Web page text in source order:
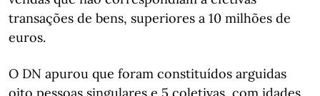
transações de bens, superiores a 10 milhões de
euros.
O DN apurou que foram constituídos arguidas